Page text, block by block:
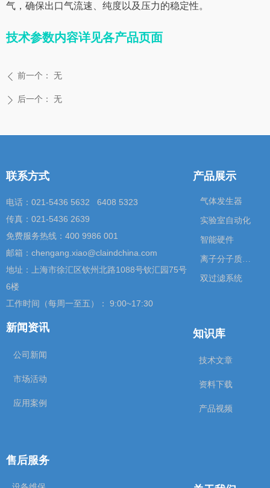
ꄴ 前一个： 无
ꄲ 后一个： 无
气，确保出口气流速、纯度以及压力的稳定性。
技术参数内容详见各产品页面
联系方式
电话：021-5436 5632 6408 5323
传真：021-5436 2639
免费服务热线：400 9986 001
邮箱：chengang.xiao@claindchina.com
地址：上海市徐汇区钦州北路1088号钦汇园75号
6楼
工作时间（每周一至五）： 9:00~17:30
产品展示
气体发生器
实验室自动化
智能硬件
离子分子质谱仪
双过滤系统
新闻资讯
公司新闻
市场活动
应用案例
技术文章
资料下载
产品视频
知识库
售后服务